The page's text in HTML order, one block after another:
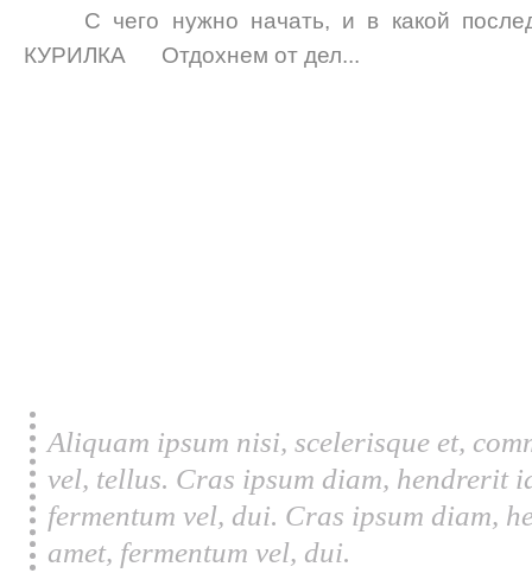
С чего нужно начать, и в какой
КУРИЛКА Отдохнем от дел...
Aliquam ipsum nisi, scelerisque et,
vel, tellus. Cras ipsum diam, hendrerit
fermentum vel, dui. Cras ipsum diam,
amet, fermentum vel, dui.